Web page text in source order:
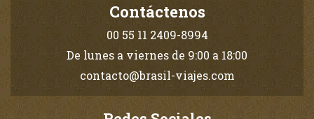
Contáctenos
00 55 11 2409-8994
De lunes a viernes de 9:00 a 18:00
contacto@brasil-viajes.com